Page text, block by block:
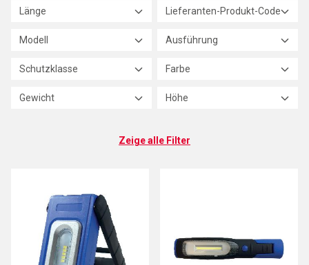
Länge Lieferanten-Produkt-Code
Modell Ausführung
Schutzklasse Farbe
Gewicht Höhe
Zeige alle Filter